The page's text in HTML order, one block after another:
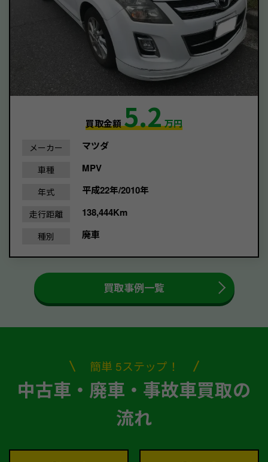
買取金額5.2万円
メーカー マツダ
車種 MPV
年式 平成22年/2010年
走行距離 138,444Km
種別 廃車
買取事例一覧
簡単 5ステップ！
中古車・廃車・事故車買取の
流れ